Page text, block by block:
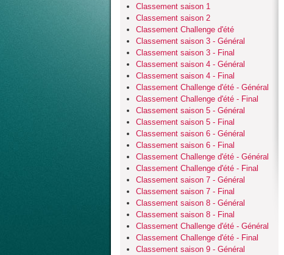
Classement saison 1
Classement saison 2
Classement Challenge d'été
Classement saison 3 - Général
Classement saison 3 - Final
Classement saison 4 - Général
Classement saison 4 - Final
Classement Challenge d'été - Général
Classement Challenge d'été - Final
Classement saison 5 - Général
Classement saison 5 - Final
Classement saison 6 - Général
Classement saison 6 - Final
Classement Challenge d'été - Général
Classement Challenge d'été - Final
Classement saison 7 - Général
Classement saison 7 - Final
Classement saison 8 - Général
Classement saison 8 - Final
Classement Challenge d'été - Général
Classement Challenge d'été - Final
Classement saison 9 - Général